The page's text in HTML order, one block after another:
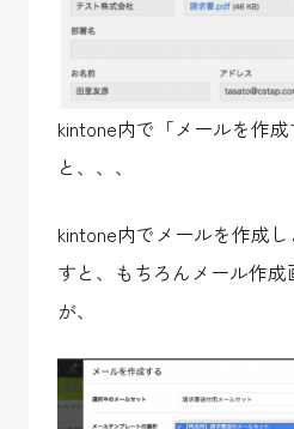
kintone内で「メールを作
と、、、
kintone内でメールを作成
すと、もちろんメール作
が、